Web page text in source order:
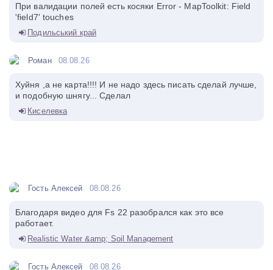
При валидации полей есть косяки Error - MapToolkit: Field
'field7' touches
Подильський край
Роман 08.08.26
Хуйня ,а не карта!!!! И не надо здесь писать сделай лучше,
и подобную шнягу... Сделал
Киселевка
Гость Алексей 08.08.26
Благодаря видео для Fs 22 разобрался как это все
работает.
Realistic Water &amp; Soil Management
Гость Алексей 08.08.26